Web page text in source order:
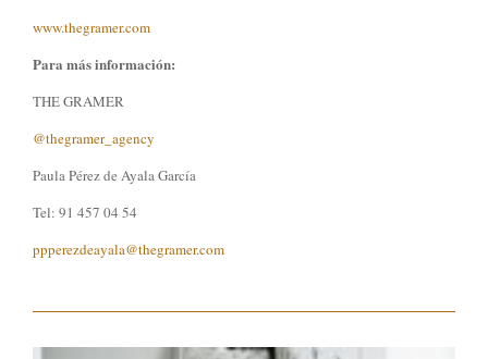
www.thegramer.com
Para más información:
THE GRAMER
@thegramer_agency
Paula Pérez de Ayala García
Tel: 91 457 04 54
ppperezdeayala@thegramer.com